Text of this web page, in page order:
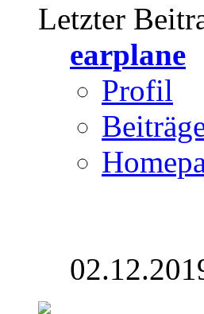
Letzter
earplane
Profil